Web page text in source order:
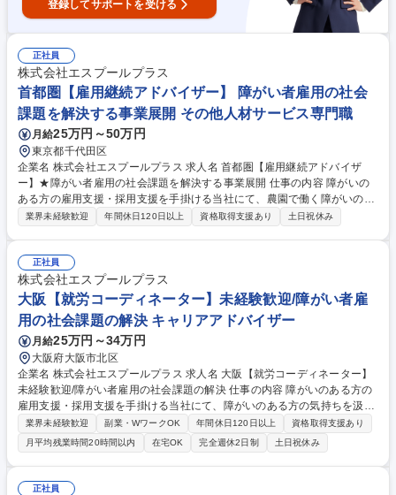
登録してサポートを受ける
正社員
株式会社エスプールプラス
首都圏【雇用継続アドバイザー】 障がい者雇用の社会
課題を解決する事業展開 その他人材サービス専門職
月給25万円～50万円
東京都千代田区
企業名 株式会社エスプールプラス 求人名 首都圏【雇用継続アドバイザ
ー】★障がい者雇用の社会課題を解決する事業展開 仕事の内容 障がいの
ある方の雇用支援・採用支援を手掛ける当社にて、農園で働く障がいのあ
るスタッフが、やりがいをもって働き続けられるよう、参画企業と連携
ートスタッフの相談対応やサポート■クライアント企業への状況報告や課
題改善のサポート （変更の範囲:当社業務全般） 募集職種 首都圏【雇用継
続アドバイザー】★障がい者雇用の社会課題を解決する事業展開
業界未経験歓迎 年間休日120日以上 資格取得支援あり 土日祝休み
正社員
株式会社エスプールプラス
大阪【就労コーディネーター】未経験歓迎/障がい者雇
用の社会課題の解決 キャリアアドバイザー
月給25万円～34万円
大阪府大阪市北区
企業名 株式会社エスプールプラス 求人名 大阪【就労コーディネーター】
未経験歓迎/障がい者雇用の社会課題の解決 仕事の内容 障がいのある方の
雇用支援・採用支援を手掛ける当社にて、障がいのある方の気持ちを汲
み、就労支援を成功に導いていただきます。就業決定数だけでなく、継続
率も指標のため、マッチングを大切にできる環境です。 ＜業務詳細＞ ■地
域の福祉事業所を訪問し、就労希望者に向けた説明会を実施。仕事内容や
就業までの流れについてお話しします。訪問数は1日に3～4件ほどです。
■障がいのある方それぞれの適性や興味、人柄を知るための体験会を開
業界未経験歓迎 副業・WワークOK 年間休日120日以上
資格取得支援あり
月平均残業時間20時間以内
在宅OK 完全週休2日制 土日祝休み
正社員